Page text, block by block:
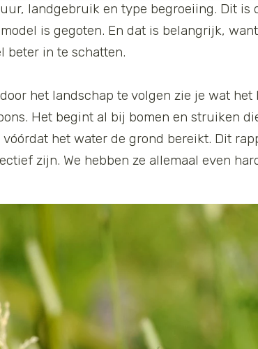
landgebruik en type begroeiing. Dit is
is gegoten. En dat is belangrijk,
beter in te schatten.
het landschap te volgen zie je wat
Het begint al bij bomen en struiken
het water de grond bereikt. Dit
zijn. We hebben ze allemaal even